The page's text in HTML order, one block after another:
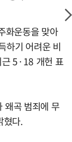
화운동을 맞아
하기 어려운 비
근 5·18 개헌 표
왜곡 범죄에 무
혔다.